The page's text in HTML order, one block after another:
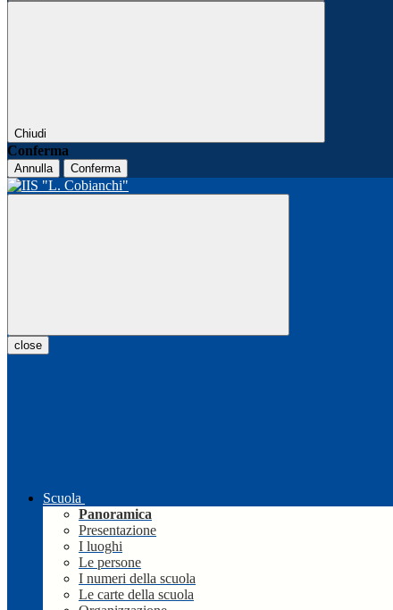
Chiudi
Conferma
Annulla Conferma
close
Scuola
Panoramica
Presentazione
I luoghi
Le persone
I numeri della scuola
Le carte della scuola